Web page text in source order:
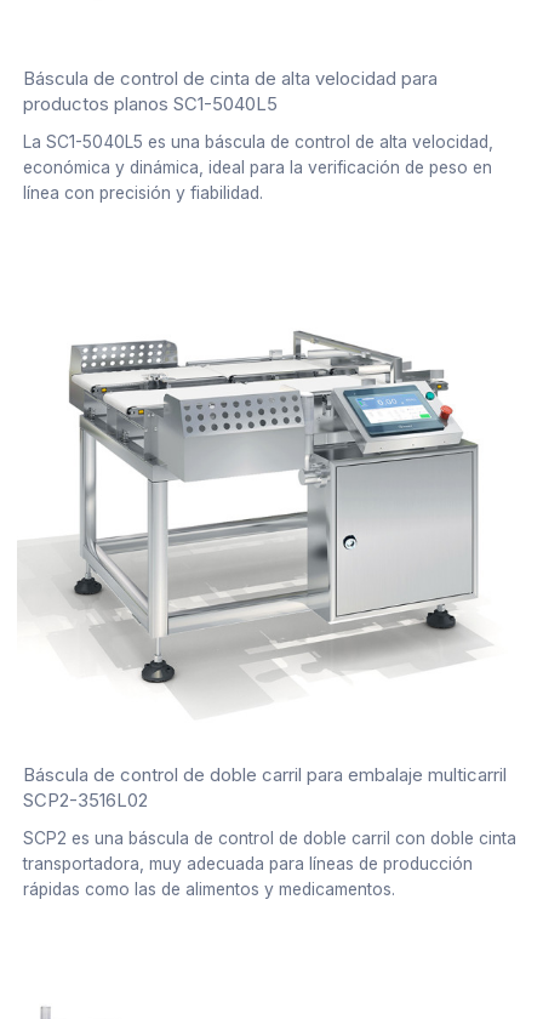
Báscula de control de cinta de alta velocidad para
productos planos SC1-5040L5
La SC1-5040L5 es una báscula de control de alta velocidad,
económica y dinámica, ideal para la verificación de peso en
línea con precisión y fiabilidad.
Báscula de control de doble carril para embalaje multicarril
SCP2-3516L02
SCP2 es una báscula de control de doble carril con doble cinta
transportadora, muy adecuada para líneas de producción
rápidas como las de alimentos y medicamentos.